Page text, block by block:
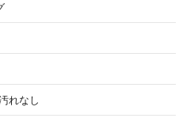
持ちよく使
える状態。
使用可能な
れなし